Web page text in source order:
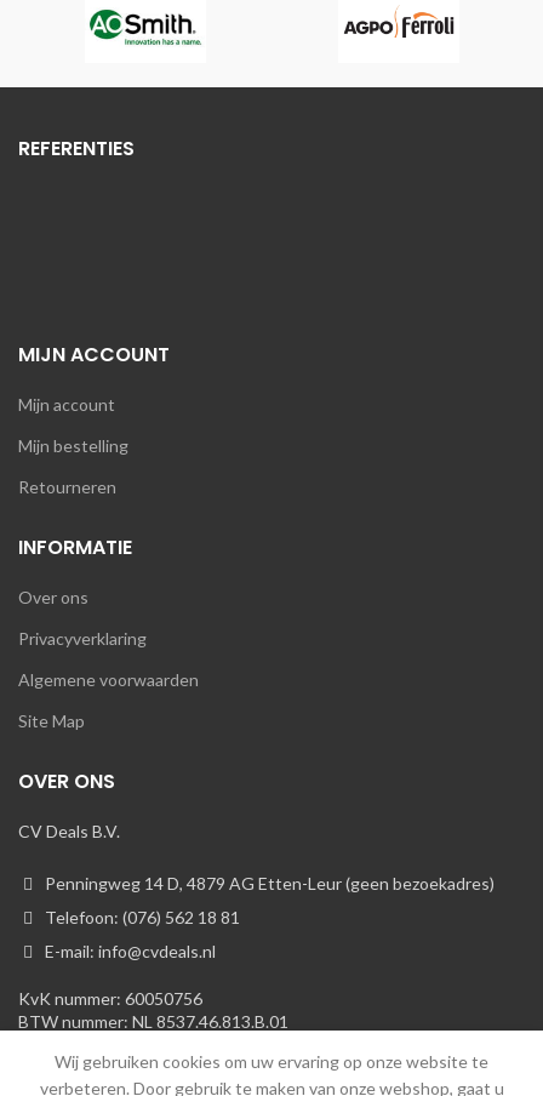
REFERENTIES
MIJN ACCOUNT
Mijn account
Mijn bestelling
Retourneren
INFORMATIE
Over ons
Privacyverklaring
Algemene voorwaarden
Site Map
OVER ONS
CV Deals B.V.
Penningweg 14 D, 4879 AG Etten-Leur (geen bezoekadres)
Telefoon: (076) 562 18 81
E-mail: info@cvdeals.nl
KvK nummer: 60050756
BTW nummer: NL 8537.46.813.B.01
Wij gebruiken cookies om uw ervaring op onze website te
verbeteren. Door gebruik te maken van onze webshop, gaat u